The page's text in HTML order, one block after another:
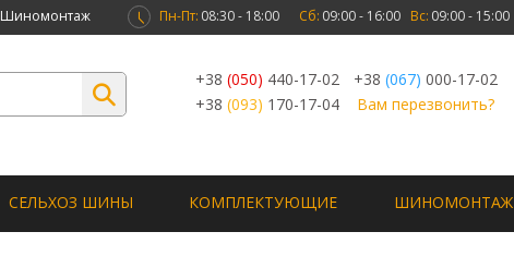
Шиномонтаж Пн-Пт: 08:30 - 18:00 Сб: 09:00 - 16:00 Вс: 09:00 - 15:00
+38 (050) 440-17-02 +38 (067) 000-17-02
+38 (093) 170-17-04 Вам перезвонить?
СЕЛЬХОЗ ШИНЫ КОМПЛЕКТУЮЩИЕ ШИНОМОНТАЖ